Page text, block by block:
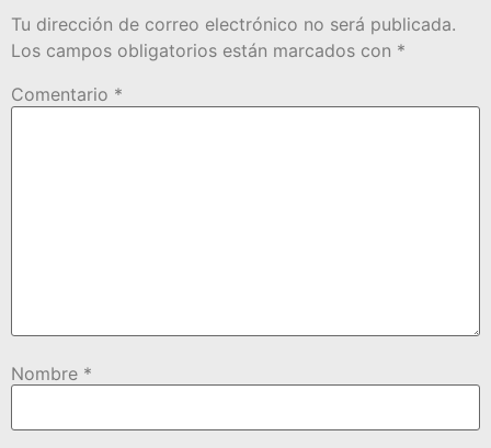
Tu dirección de correo electrónico no será publicada.
Los campos obligatorios están marcados con *
Comentario *
Nombre *